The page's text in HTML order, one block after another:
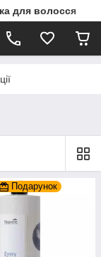
для волосся
Подарунок